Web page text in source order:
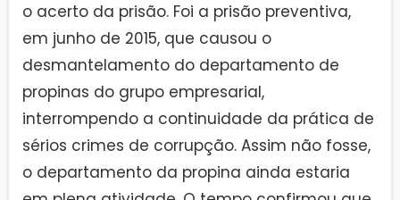
o acerto da prisão. Foi a prisão preventiva,
em junho de 2015, que causou o
desmantelamento do departamento de
propinas do grupo empresarial,
interrompendo a continuidade da prática de
sérios crimes de corrupção. Assim não fosse,
o departamento da propina ainda estaria